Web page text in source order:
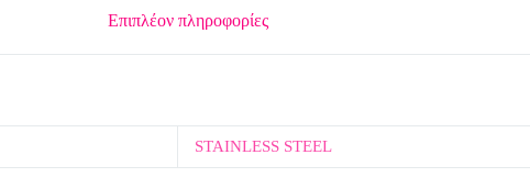
Επιπλέον πληροφορίες
STAINLESS STEEL